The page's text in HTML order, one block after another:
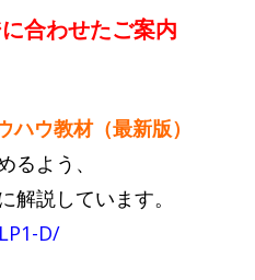
合わせたご案内
ウ教材（最新版）
るよう、
解説しています。
D/